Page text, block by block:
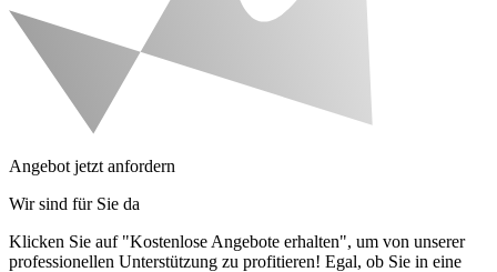
Angebot jetzt anfordern
Wir sind für Sie da
Klicken Sie auf "Kostenlose Angebote erhalten", um von unserer
professionellen Unterstützung zu profitieren! Egal, ob Sie in eine